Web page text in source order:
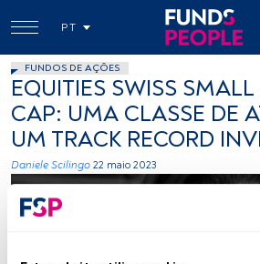
PT
FUNDOS DE AÇÕES
EQUITIES SWISS
CAP: UMA CLASSE DE
UM TRACK RECORD
Daniele Scilingo 22 maio 2023